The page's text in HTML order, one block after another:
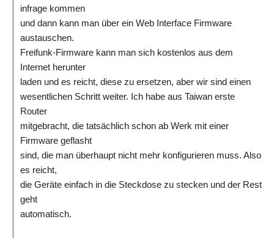
infrage kommen
und dann kann man über ein Web Interface Firmware
austauschen.
Freifunk-Firmware kann man sich kostenlos aus dem
Internet herunter
laden und es reicht, diese zu ersetzen, aber wir sind einen
wesentlichen Schritt weiter. Ich habe aus Taiwan erste
Router
mitgebracht, die tatsächlich schon ab Werk mit einer
Firmware geflasht
sind, die man überhaupt nicht mehr konfigurieren muss. Also
es reicht,
die Geräte einfach in die Steckdose zu stecken und der Rest
geht
automatisch.